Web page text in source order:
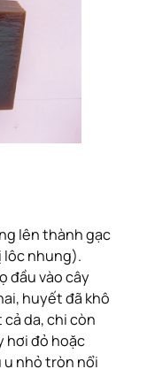
lên thành gạc
lôc nhung).
đầu vào cây
huyết đã khô
da, chi còn
hơi đỏ hoặc
u nhỏ tròn nổi